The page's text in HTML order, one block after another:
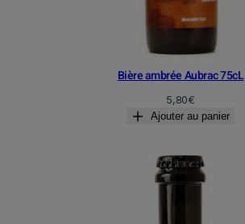
Bière ambrée Aubrac 75cL
5,80€
Ajouter au panier